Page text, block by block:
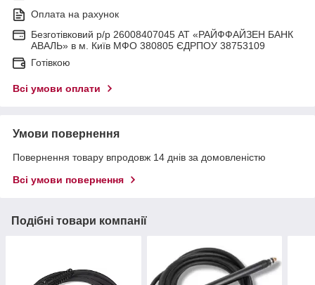
Оплата на рахунок
Безготівковий р/р 26008407045 АТ «РАЙФФАЙЗЕН БАНК
АВАЛЬ» в м. Київ МФО 380805 ЄДРПОУ 38753109
Готівкою
Всі умови оплати
Умови повернення
Повернення товару впродовж 14 днів за домовленістю
Всі умови повернення
Подібні товари компанії